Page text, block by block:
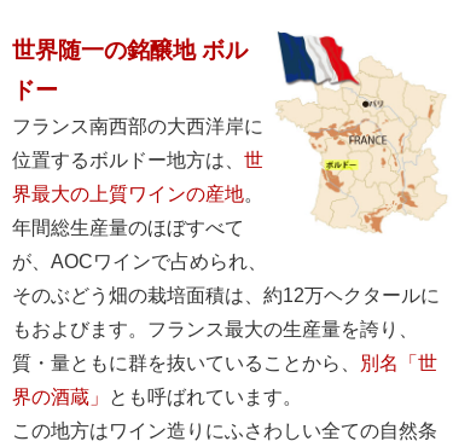
世界随一の銘醸地 ボル
ドー
フランス南西部の大西洋岸に
位置するボルドー地方は、 世
界最大の上質ワインの産地。
年間総生産量のほぼすべて
が、AOCワインで占められ、
そのぶどう畑の栽培面積は、約12万ヘクタールに
もおよびます。フランス最大の生産量を誇り、
質・量ともに群を抜いていることから、
別名「世
界の酒蔵」
とも呼ばれています。
この地方はワイン造りにふさわしい全ての自然条